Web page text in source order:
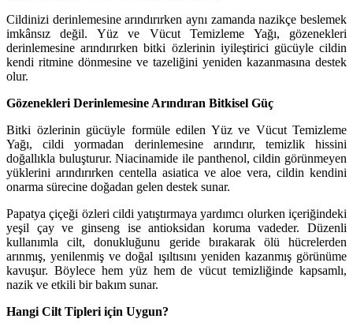
Cildinizi derinlemesine arındırırken aynı zamanda nazikçe beslemek
imkânsız değil. Yüz ve Vücut Temizleme Yağı, gözenekleri
derinlemesine arındırırken bitki özlerinin iyileştirici gücüyle cildin
kendi ritmine dönmesine ve tazeliğini yeniden kazanmasına destek
olur.
Gözenekleri Derinlemesine Arındıran Bitkisel Güç
Bitki özlerinin gücüyle formüle edilen Yüz ve Vücut Temizleme
Yağı, cildi yormadan derinlemesine arındırır, temizlik hissini
doğallıkla buluşturur. Niacinamide ile panthenol, cildin görünmeyen
yüklerini arındırırken centella asiatica ve aloe vera, cildin kendini
onarma sürecine doğadan gelen destek sunar.
Papatya çiçeği özleri cildi yatıştırmaya yardımcı olurken içeriğindeki
yeşil çay ve ginseng ise antioksidan koruma vadeder. Düzenli
kullanımla cilt, donukluğunu geride bırakarak ölü hücrelerden
arınmış, yenilenmiş ve doğal ışıltısını yeniden kazanmış görünüme
kavuşur. Böylece hem yüz hem de vücut temizliğinde kapsamlı,
nazik ve etkili bir bakım sunar.
Hangi Cilt Tipleri için Uygun?